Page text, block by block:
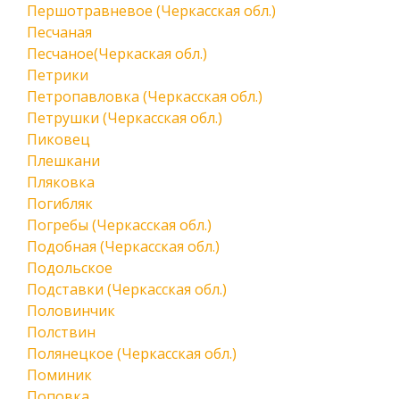
Першотравневое (Черкасская обл.)
Песчаная
Песчаное(Черкаская обл.)
Петрики
Петропавловка (Черкасская обл.)
Петрушки (Черкасская обл.)
Пиковец
Плешкани
Пляковка
Погибляк
Погребы (Черкасская обл.)
Подобная (Черкасская обл.)
Подольское
Подставки (Черкасская обл.)
Половинчик
Полствин
Полянецкое (Черкасская обл.)
Поминик